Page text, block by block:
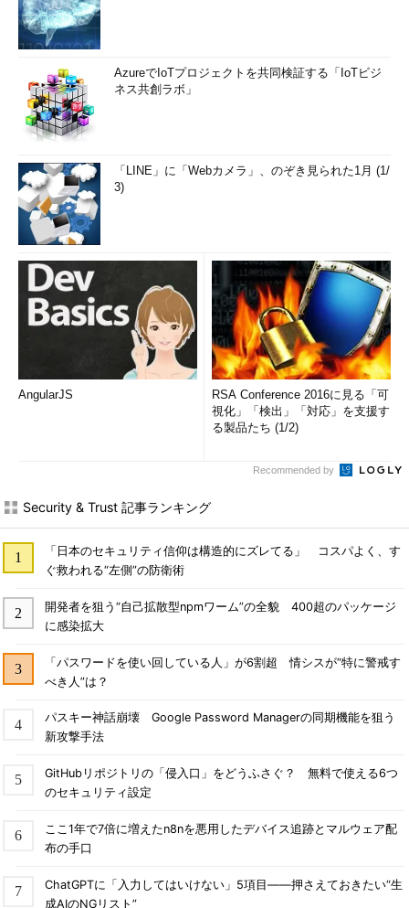
AzureでIoTプロジェクトを共同検証する「IoTビジ
ネス共創ラボ」
「LINE」に「Webカメラ」、のぞき見られた1月 (1/
3)
AngularJS
RSA Conference 2016に見る「可
視化」「検出」「対応」を支援す
る製品たち (1/2)
Recommended by
Security & Trust 記事ランキング
「日本のセキュリティ信仰は構造的にズレてる」 コスパよく、す
ぐ救われる“左側”の防衛術
開発者を狙う“自己拡散型npmワーム”の全貌 400超のパッケージ
に感染拡大
「パスワードを使い回している人」が6割超 情シスが“特に警戒す
べき人”は？
パスキー神話崩壊 Google Password Managerの同期機能を狙う
新攻撃手法
GitHubリポジトリの「侵入口」をどうふさぐ？ 無料で使える6つ
のセキュリティ設定
ここ1年で7倍に増えたn8nを悪用したデバイス追跡とマルウェア配
布の手口
ChatGPTに「入力してはいけない」5項目――押さえておきたい“生
成AIのNGリスト”